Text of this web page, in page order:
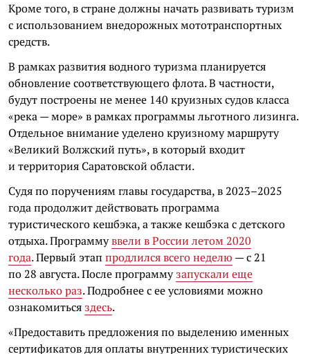
Кроме того, в стране должны начать развивать туризм
с использованием внедорожных мототранспортных
средств.
В рамках развития водного туризма планируется
обновление соответствующего флота. В частности,
будут построены не менее 140 круизных судов класса
«река — море» в рамках программы льготного лизинга.
Отдельное внимание уделено круизному маршруту
«Великий Волжский путь», в который входит
и территория Саратовской области.
Судя по поручениям главы государства, в 2023–2025
года продолжит действовать программа
туристического кешбэка, а также кешбэка с детского
отдыха. Программуввели в России летом 2020
года. Первый этап продлился всего неделю — с 21
по 28 августа. После программузапускали еще
несколько раз. Подробнее с ее условиями можно
ознакомиться здесь.
«Предоставить предложения по выделению именных
сертификатов для оплаты внутренних туристических